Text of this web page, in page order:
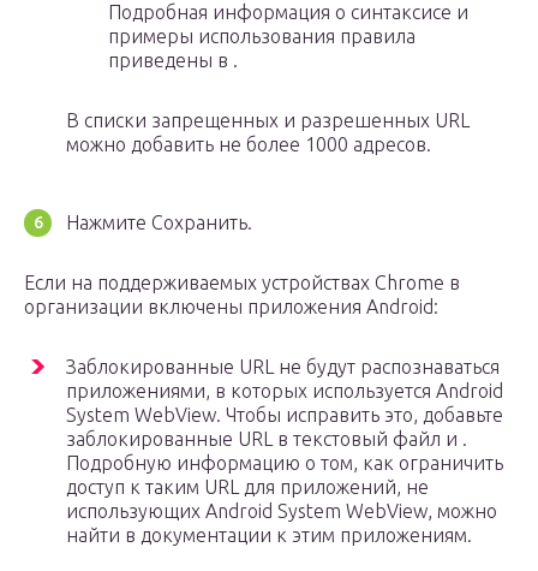
Подробная информация о синтаксисе и
примеры использования правила
приведены в .
В списки запрещенных и разрешенных URL
можно добавить не более 1000 адресов.
Нажмите Сохранить.
Если на поддерживаемых устройствах Chrome в
организации включены приложения Android:
Заблокированные URL не будут распознаваться
приложениями, в которых используется Android
System WebView. Чтобы исправить это, добавьте
заблокированные URL в текстовый файл и .
Подробную информацию о том, как ограничить
доступ к таким URL для приложений, не
использующих Android System WebView, можно
найти в документации к этим приложениям.